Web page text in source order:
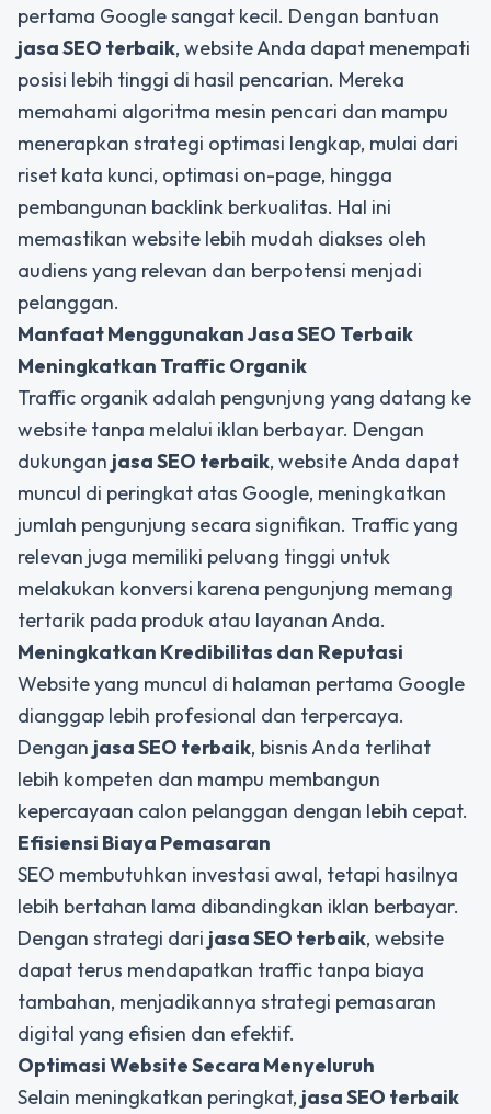
pertama Google sangat kecil. Dengan bantuan
jasa SEO terbaik, website Anda dapat menempati
posisi lebih tinggi di hasil pencarian. Mereka
memahami algoritma mesin pencari dan mampu
menerapkan strategi optimasi lengkap, mulai dari
riset kata kunci, optimasi on-page, hingga
pembangunan backlink berkualitas. Hal ini
memastikan website lebih mudah diakses oleh
audiens yang relevan dan berpotensi menjadi
pelanggan.
Manfaat Menggunakan Jasa SEO Terbaik
Meningkatkan Traffic Organik
Traffic organik adalah pengunjung yang datang ke
website tanpa melalui iklan berbayar. Dengan
dukungan jasa SEO terbaik, website Anda dapat
muncul di peringkat atas Google, meningkatkan
jumlah pengunjung secara signifikan. Traffic yang
relevan juga memiliki peluang tinggi untuk
melakukan konversi karena pengunjung memang
tertarik pada produk atau layanan Anda.
Meningkatkan Kredibilitas dan Reputasi
Website yang muncul di halaman pertama Google
dianggap lebih profesional dan terpercaya.
Dengan jasa SEO terbaik, bisnis Anda terlihat
lebih kompeten dan mampu membangun
kepercayaan calon pelanggan dengan lebih cepat.
Efisiensi Biaya Pemasaran
SEO membutuhkan investasi awal, tetapi hasilnya
lebih bertahan lama dibandingkan iklan berbayar.
Dengan strategi dari jasa SEO terbaik, website
dapat terus mendapatkan traffic tanpa biaya
tambahan, menjadikannya strategi pemasaran
digital yang efisien dan efektif.
Optimasi Website Secara Menyeluruh
Selain meningkatkan peringkat, jasa SEO terbaik